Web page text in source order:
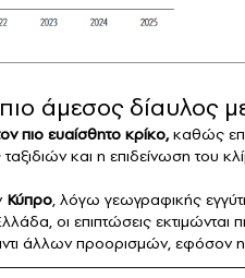
άμεσος δίαυλος
πιο ευαίσθητο κρίκο,καθώς
και η επιδείνωση του
Κύπρο, λόγω γεωγραφικής
οι επιπτώσεις εκτιμώνται
άλλων προορισμών, εφόσον